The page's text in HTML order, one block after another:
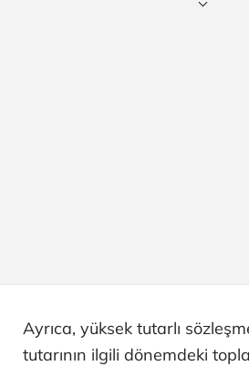
Ayrıca, yüksek tutarlı
tutarının ilgili dönemdeki